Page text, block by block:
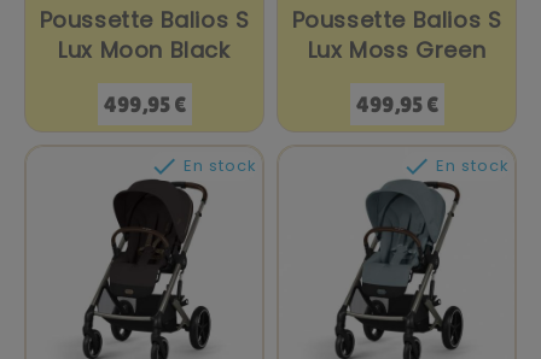
Poussette Balios S
Lux Moon Black
Prix
499,95 €
Poussette Balios S
Lux Moss Green
Prix
499,95 €
 En stock  En stock